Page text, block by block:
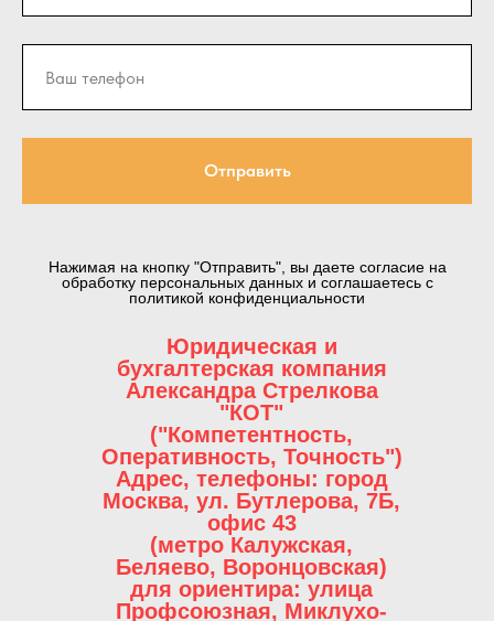
Отправить
Нажимая на кнопку "Отправить", вы даете согласие на
обработку персональных данных и соглашаетесь c
политикой конфиденциальности
Юридическая и
бухгалтерская компания
Александра Стрелкова
"КОТ"
("Компетентность,
Оперативность, Точность")
Адрес, телефоны: город
Москва, ул. Бутлерова, 7Б,
офис 43
(метро Калужская,
Беляево, Воронцовская)
для ориентира: улица
Профсоюзная, Миклухо-